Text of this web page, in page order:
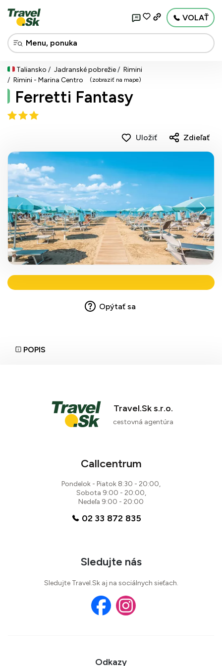
AI VOLAŤ
Taliansko Jadranské pobrežie
Rimini
Rimini - Marina Centro
(zobraziť na mape)
Ferretti Fantasy
Uložiť Zdieľať
POPIS
Opýtať sa
Travel.Sk s.r.o.
cestovná agentúra
Callcentrum
Pondelok - Piatok 8:30 - 20:00,
Sobota 9:00 - 20:00,
Nedeľa 9:00 - 20:00
02 33 872 835
Sledujte nás
Sledujte Travel.Sk aj na sociálnych sieťach.